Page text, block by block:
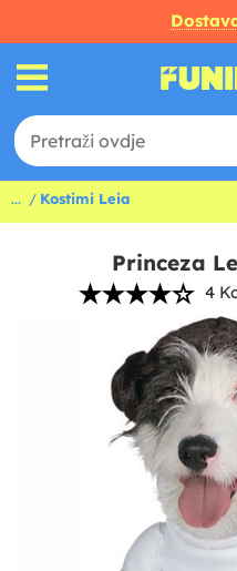
... Kostimi Leia
Princeza
4